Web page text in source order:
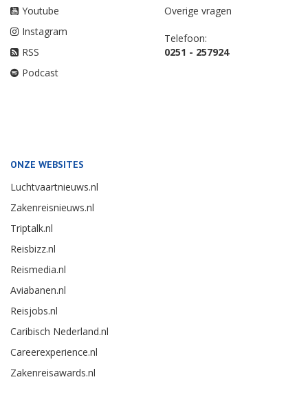
Youtube
Instagram
RSS
Podcast
Overige vragen
Telefoon:
0251 - 257924
ONZE WEBSITES
Luchtvaartnieuws.nl
Zakenreisnieuws.nl
Triptalk.nl
Reisbizz.nl
Reismedia.nl
Aviabanen.nl
Reisjobs.nl
Caribisch Nederland.nl
Careerexperience.nl
Zakenreisawards.nl